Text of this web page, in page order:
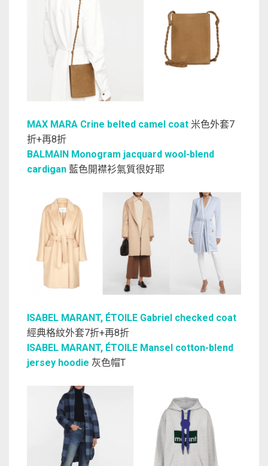
MAX MARA Crine belted camel coat 米色外套7
折+再8折
BALMAIN Monogram jacquard wool-blend
cardigan 藍色開襟衫氣質很好耶
ISABEL MARANT, ÉTOILE Gabriel checked coat
經典格紋外套7折+再8折
ISABEL MARANT, ÉTOILE Mansel cotton-blend
jersey hoodie 灰色帽T